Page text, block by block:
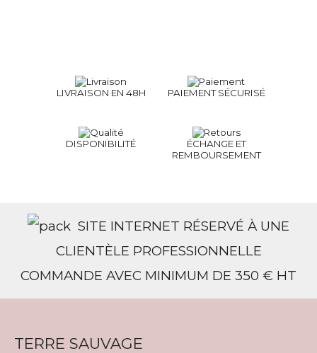
LIVRAISON EN 48H PAIEMENT SÉCURISÉ
DISPONIBILITÉ
ÉCHANGE ET
REMBOURSEMENT
SITE INTERNET RÉSERVÉ À UNE
CLIENTÈLE PROFESSIONNELLE
COMMANDE AVEC MINIMUM DE 350 € HT
TERRE SAUVAGE